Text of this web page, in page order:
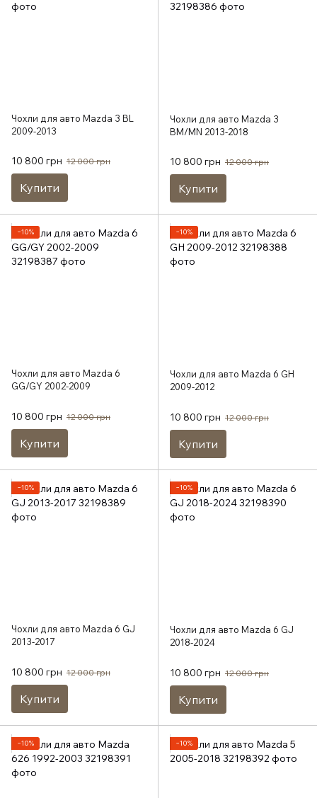
Чохли для авто Mazda 3 BL
2009-2013
10 800 грн 12 000 грн
Купити
Чохли для авто Mazda 3
BM/MN 2013-2018
10 800 грн 12 000 грн
Купити
−10%
Чохли для авто Mazda 6
GG/GY 2002-2009
10 800 грн 12 000 грн
Купити
−10%
Чохли для авто Mazda 6 GH
2009-2012
10 800 грн 12 000 грн
Купити
−10%
Чохли для авто Mazda 6 GJ
2013-2017
10 800 грн 12 000 грн
Купити
−10%
Чохли для авто Mazda 6 GJ
2018-2024
10 800 грн 12 000 грн
Купити
−10% −10%